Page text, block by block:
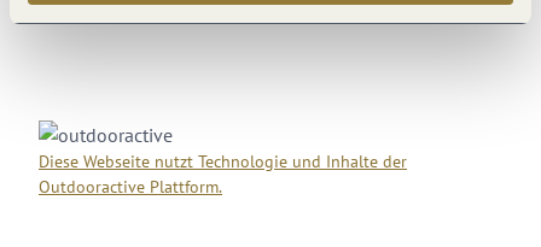
Diese Webseite nutzt Technologie und Inhalte der
Outdooractive Plattform.